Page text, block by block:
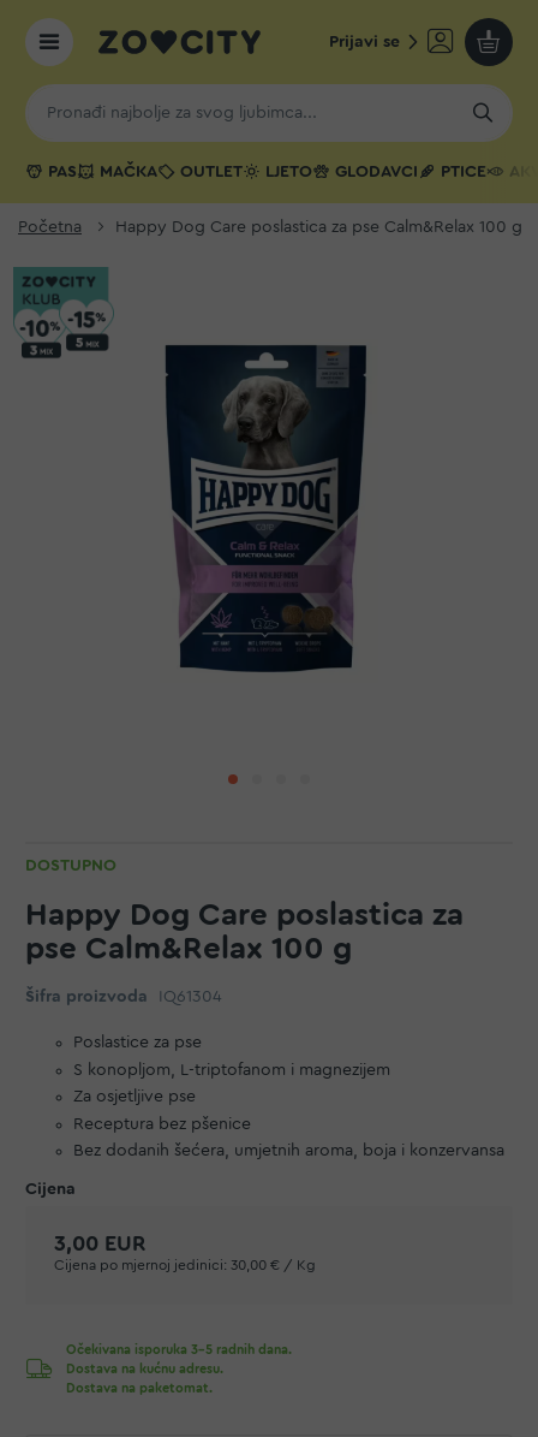
Prijavi se
Moja
PAS MAČKA OUTLET LJETO GLODAVCI PTICE
Početna Happy Dog Care poslastica za pse Calm&Relax 100 g
DOSTUPNO
Happy Dog Care poslastica za
pse Calm&Relax 100 g
Šifra proizvoda IQ61304
Poslastice za pse
S konopljom, L-triptofanom i magnezijem
Za osjetljive pse
Receptura bez pšenice
Bez dodanih šećera, umjetnih aroma, boja i konzervansa
3,00 EUR
Cijena po mjernoj jedinici: 30,00 € / Kg
Očekivana isporuka 3-5 radnih dana.
Dostava na kućnu adresu.
Dostava na paketomat.